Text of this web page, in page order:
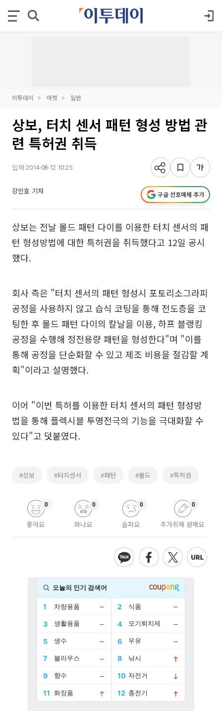
이투데이 마켓 일반
상보, 터치 센서 패턴 형성 방법 관
련 특허권 취득
입력 2014-08-12 10:25
강인효 기자 구글 선호매체 추가
상보는 전날 몰드 패턴 다이를 이용한 터치 센서의 패
턴 형성방법에 대한 특허권을 취득했다고 12일 공시
했다.
회사 측은 "터치 센서의 패턴 형성시 포토리소그라피
공정을 사용하지 않고 습식 코팅을 통해 전도층을 코
팅한 후 몰드 패턴 다이의 칼날을 이용, 하프 블랭킹
공정을 수행해 정전용량 패턴을 형성한다"며 "이를
통해 공정을 단순화할 수 있고 제조 비용을 절감할 계
획"이라고 설명했다.
이어 "이번 특허를 이용한 터치 센서의 패턴 형성방
법을 통해 플렉시블 투명전극의 기능을 극대화할 수
있다"고 덧붙였다.
#상보 #터치센서 #패턴 #몰드 #특허권
좋아요
0
화나요
0
슬퍼요
0
추가취재 원해요
0